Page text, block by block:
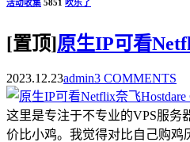
活动收集 5851 吹乐了
[置顶]原生IP可看
2023.12.23admin3 COMMENTS
这里是专注于不专业的VPS服务
价比小鸡。我觉得对比自己购鸡